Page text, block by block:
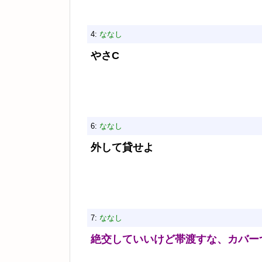
4: ななし
やさC
6: ななし
外して貸せよ
7: ななし
絶交していいけど帯渡すな、カバー